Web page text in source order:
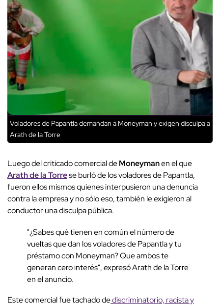
Voladores de Papantla demandan a Moneyman y exigen disculpa a
Arath de la Torre
Luego del criticado comercial deMoneymanen el que
Arath de la Torrese burló de los voladores de Papantla,
fueron ellos mismos quienes interpusieron una denuncia
contra la empresa y no sólo eso, también le exigieron al
conductor una disculpa pública.
"¿Sabes qué tienen en común el número de
vueltas que dan los voladores de Papantla y tu
préstamo con Moneyman? Que ambos te
generan cero interés", expresó Arath de la Torre
en el anuncio.
Este comercial fue tachado dediscriminatorio, racista y